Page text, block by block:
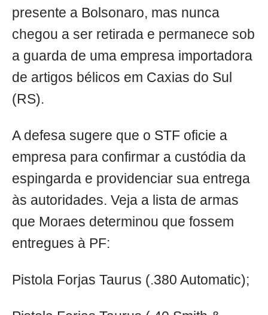
presente a Bolsonaro, mas nunca
chegou a ser retirada e permanece sob
a guarda de uma empresa importadora
de artigos bélicos em Caxias do Sul
(RS).
A defesa sugere que o STF oficie a
empresa para confirmar a custódia da
espingarda e providenciar sua entrega
às autoridades. Veja a lista de armas
que Moraes determinou que fossem
entregues à PF:
Pistola Forjas Taurus (.380 Automatic);